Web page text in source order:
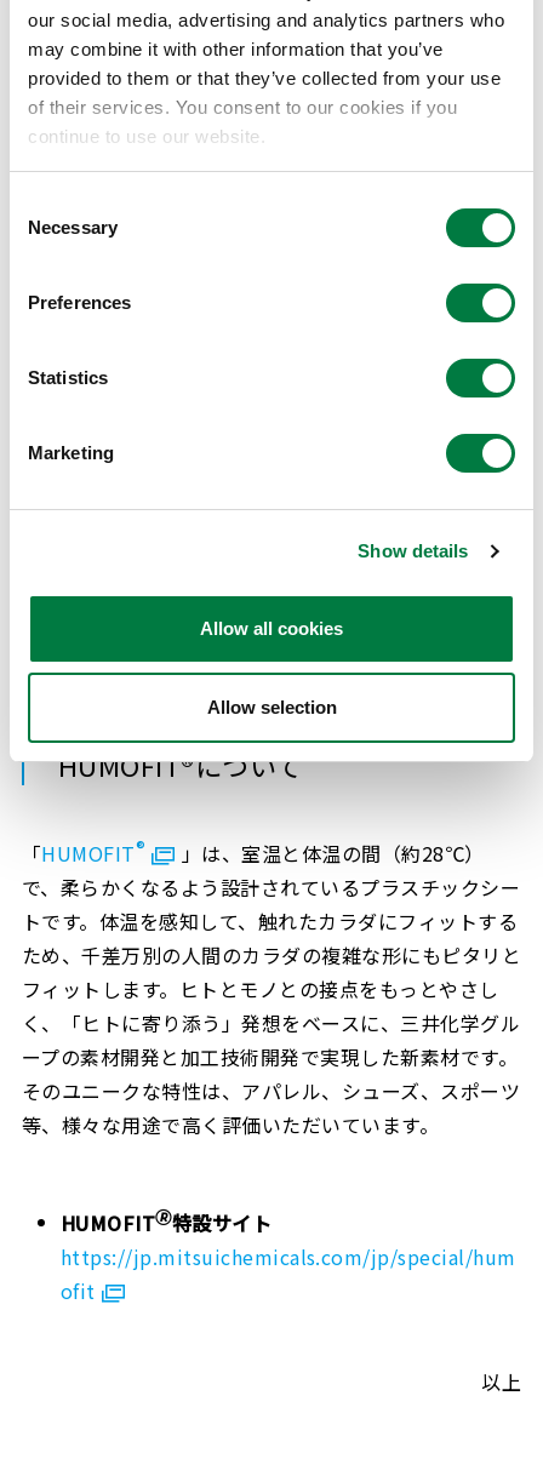
our social media, advertising and analytics partners who
may combine it with other information that you’ve
provided to them or that they’ve collected from your use
of their services. You consent to our cookies if you
continue to use our website.
Selection
Necessary
Preferences
Statistics
Marketing
Show details
Allow all cookies
Allow selection
体温でやわらかくなり、カラダに合わせてなじん
で、ハグされるようなここちよさが続きます。
ュッと抱き寄せ、谷間をメイク。
肌ピタッバック
上辺折り返し始末の脇高設計で、脇も背中もすっき
り。全方向ストレッチなめらか素材で、肌にとけこ
むようなやさしいつけごこち。
HUMOFIT®について
「HUMOFIT®
」は、室温と体温の間（約28℃）
で、柔らかくなるよう設計されているプラスチックシー
トです。体温を感知して、触れたカラダにフィットする
ため、千差万別の人間のカラダの複雑な形にもピタリと
フィットします。ヒトとモノとの接点をもっとやさし
く、「ヒトに寄り添う」発想をベースに、三井化学グル
ープの素材開発と加工技術開発で実現した新素材です。
そのユニークな特性は、アパレル、シューズ、スポーツ
等、様々な用途で高く評価いただいています。
HUMOFIT🄬特設サイト
https://jp.mitsuichemicals.com/jp/special/hum
ofit
以上